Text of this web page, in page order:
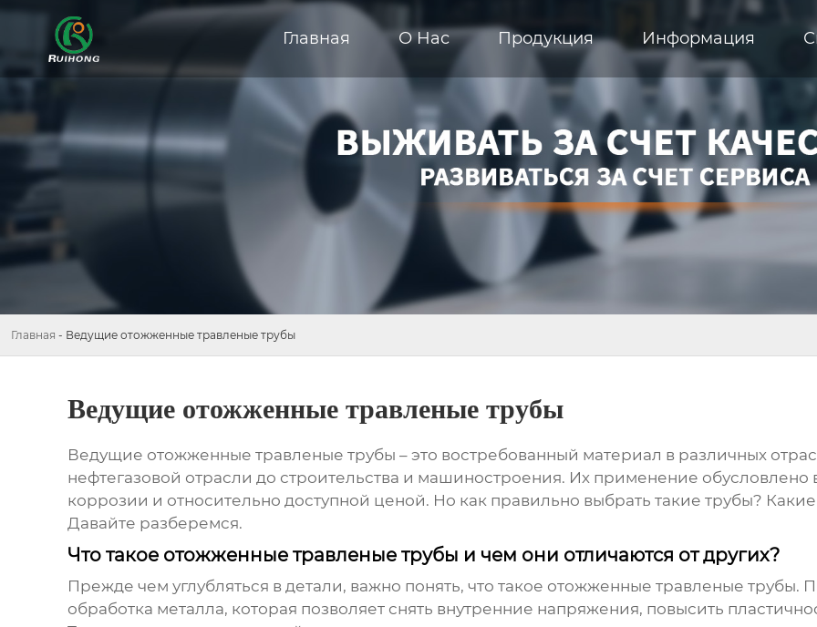
Главная О Hас Продукция Информация
Главная - Ведущие отожженные травленые трубы
Ведущие отожженные травленые трубы
Ведущие отожженные травленые трубы – это востребованный материал в различных
нефтегазовой отрасли до строительства и машиностроения. Их применение
коррозии и относительно доступной ценой. Но как правильно выбрать такие трубы?
Давайте разберемся.
Что такое отожженные травленые трубы и чем они отличаются от других?
Прежде чем углубляться в детали, важно понять, что такое отожженные травленые трубы.
обработка металла, которая позволяет снять внутренние напряжения, повысить